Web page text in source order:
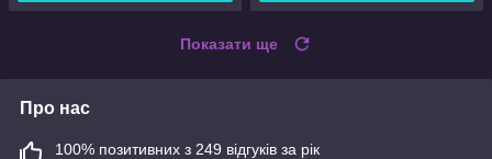
Показати ще
Про нас
100% позитивних з 249 відгуків за рік